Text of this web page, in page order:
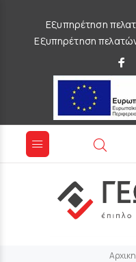
Εξυπηρέτηση
Εξυπηρέτηση
Αρχικη